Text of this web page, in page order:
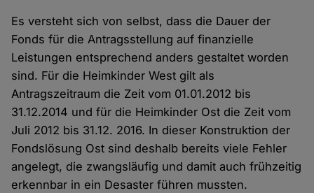
Es versteht sich von selbst, dass die Dauer der
Fonds für die Antragsstellung auf finanzielle
Leistungen entsprechend anders gestaltet worden
sind. Für die Heimkinder West gilt als
Antragszeitraum die Zeit vom 01.01.2012 bis
31.12.2014 und für die Heimkinder Ost die Zeit vom
Juli 2012 bis 31.12. 2016. In dieser Konstruktion der
Fondslösung Ost sind deshalb bereits viele Fehler
angelegt, die zwangsläufig und damit auch frühzeitig
erkennbar in ein Desaster führen mussten.